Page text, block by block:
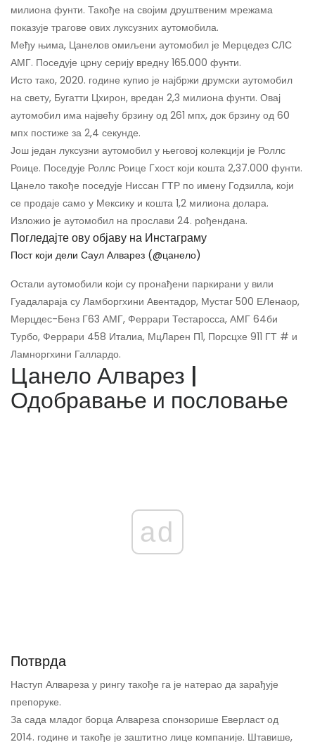
милиона фунти. Такође на својим друштвеним мрежама
показује трагове ових луксузних аутомобила.
Међу њима, Цанелов омиљени аутомобил је Мерцедез СЛС
АМГ. Поседује црну серију вредну 165.000 фунти.
Исто тако, 2020. године купио је најбржи друмски аутомобил
на свету, Бугатти Цхирон, вредан 2,3 милиона фунти. Овај
аутомобил има највећу брзину од 261 мпх, док брзину од 60
мпх постиже за 2,4 секунде.
Још један луксузни аутомобил у његовој колекцији је Роллс
Роице. Поседује Роллс Роице Гхост који кошта 2,37.000 фунти.
Цанело такође поседује Ниссан ГТР по имену Годзилла, који
се продаје само у Мексику и кошта 1,2 милиона долара.
Изложио је аутомобил на прослави 24. рођендана.
Погледајте ову објаву на Инстаграму
Пост који дели Саул Алварез (@цанело)
Остали аутомобили који су пронађени паркирани у вили
Гуадалараја су Ламборгхини Авентадор, Мустаг 500 ЕЛенаор,
Мерцдес-Бенз Г63 АМГ, Феррари Тестаросса, АМГ 64би
Турбо, Феррари 458 Италиа, МцЛарен П1, Порсцхе 911 ГТ # и
Ламноргхини Галлардо.
Цанело Алварез |
Одобравање и пословање
ad
Потврда
Наступ Алвареза у рингу такође га је натерао да зарађује
препоруке.
За сада младог борца Алвареза спонзорише Еверласт од
2014. године и такође је заштитно лице компаније. Штавише,